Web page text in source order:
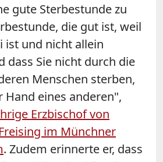
gute Sterbestunde zu
die gut ist, weil
ist und nicht allein
dass Sie nicht durch die
Menschen sterben,
Hand eines anderen",
Erzbischof von
im Münchner
. Zudem erinnerte er, dass